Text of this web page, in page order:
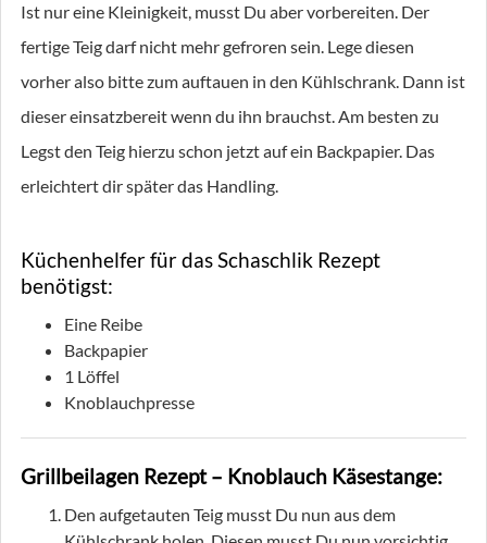
Ist nur eine Kleinigkeit, musst Du aber vorbereiten. Der
fertige Teig darf nicht mehr gefroren sein. Lege diesen
vorher also bitte zum auftauen in den Kühlschrank. Dann ist
dieser einsatzbereit wenn du ihn brauchst. Am besten zu
Legst den Teig hierzu schon jetzt auf ein Backpapier. Das
erleichtert dir später das Handling.
Küchenhelfer für das Schaschlik Rezept
benötigst:
Eine Reibe
Backpapier
1 Löffel
Knoblauchpresse
Grillbeilagen Rezept – Knoblauch Käsestange:
Den aufgetauten Teig musst Du nun aus dem